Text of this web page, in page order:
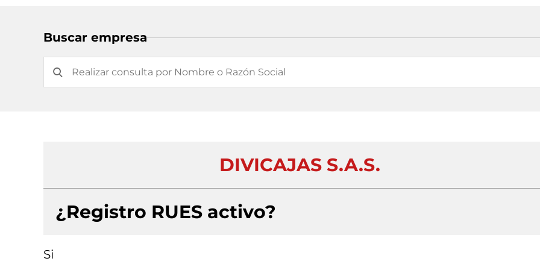
Buscar empresa
DIVICAJAS S.A.S.
¿Registro RUES activo?
Si